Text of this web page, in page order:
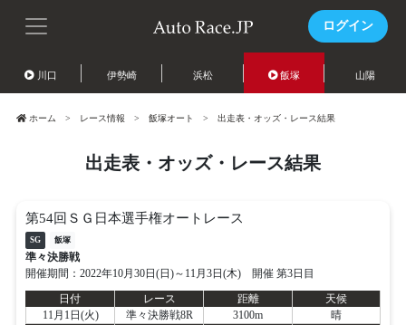
ログイン
川口 伊勢崎 浜松 飯塚 山陽
ホーム レース情報 飯塚オート 出走表・オッズ・レース結果
出走表・オッズ・レース結果
第54回ＳＧ日本選手権オートレース
SG 飯塚
準々決勝戦
開催期間：2022年10月30日(日)～11月3日(木) 開催 第3日目
日付
レース 距離
天候
11月1日(火)
準々決勝戦8R 3100m
晴